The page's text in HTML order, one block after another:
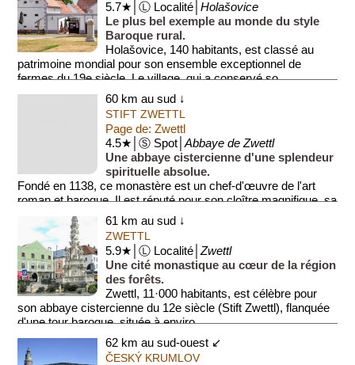
5.7★│Ⓛ Localité│Holašovice
Le plus bel exemple au monde du style
Baroque rural.
Holašovice, 140 habitants, est classé au
patrimoine mondial pour son ensemble exceptionnel de
fermes du 19e siècle. Le village, qui a conservé so...
60 km au sud ↓
STIFT ZWETTL
Page de: Zwettl
4.5★│Ⓢ Spot│Abbaye de Zwettl
Une abbaye cistercienne d'une splendeur
spirituelle absolue.
Fondé en 1138, ce monastère est un chef-d'œuvre de l'art
roman et baroque. Il est réputé pour son cloître magnifique, sa
bibliothèque ric...
61 km au sud ↓
ZWETTL
5.9★│Ⓛ Localité│Zwettl
Une cité monastique au cœur de la région
des forêts.
Zwettl, 11·000 habitants, est célèbre pour
son abbaye cistercienne du 12e siècle (Stift Zwettl), flanquée
d'une tour baroque, située à enviro...
62 km au sud-ouest ↙
ČESKÝ KRUMLOV